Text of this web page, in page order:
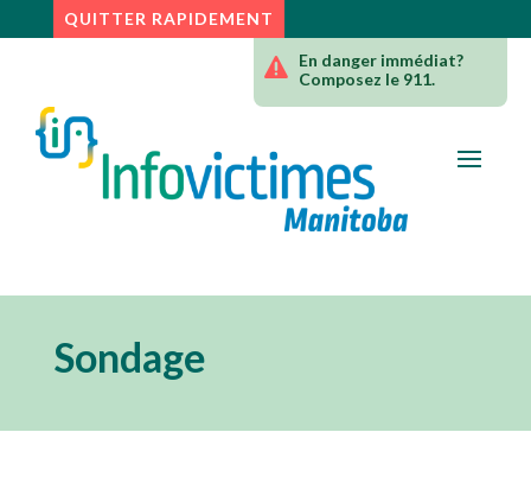
Skip to contentQUITTER RAPIDEMENT

En danger immédiat?
Composez le 911.
Sondage